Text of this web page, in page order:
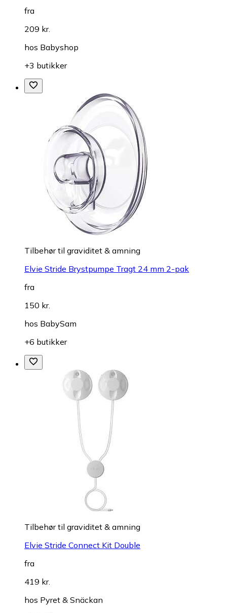
fra
209 kr.
hos Babyshop
+3 butikker
Tilbehør til graviditet & amning
Elvie Stride Brystpumpe Tragt 24 mm 2-pak
fra
150 kr.
hos BabySam
+6 butikker
Tilbehør til graviditet & amning
Elvie Stride Connect Kit Double
fra
419 kr.
hos Pyret & Snäckan